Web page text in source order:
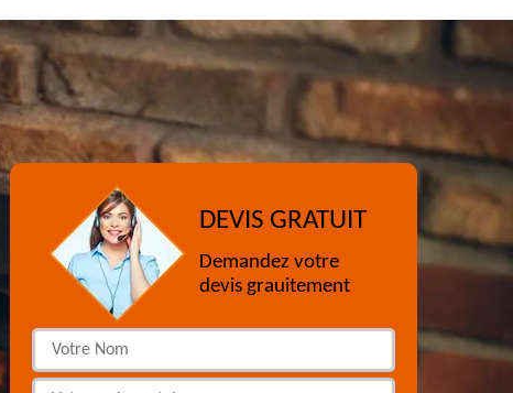
DEVIS GRATUIT
Demandez votre
devis grauitement